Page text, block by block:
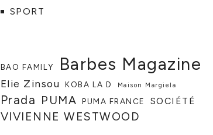
SPORT
BAO FAMILY Barbes Magazine
Elie Zinsou KOBA LA D Maison Margiela
Prada PUMA PUMA FRANCE SOCIÉTÉ
VIVIENNE WESTWOOD